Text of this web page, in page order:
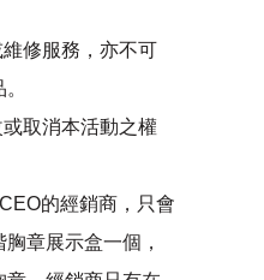
修服務，亦不可
取消本活動之權
的經銷商，只會
章展示盒一個，